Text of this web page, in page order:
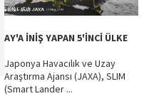
AY'A İNİŞ YAPAN 5'İNCİ ÜLKE
Japonya Havacılık ve Uzay
Araştırma Ajansı (JAXA), SLIM
(Smart Lander ...